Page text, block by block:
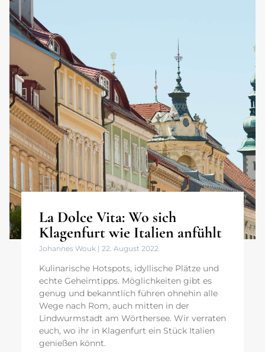
La Dolce Vita: Wo sich
Klagenfurt wie Italien anfühlt
Johannes Wouk 22. August 2022
Kulinarische Hotspots, idyllische Plätze und
echte Geheimtipps. Möglichkeiten gibt es
genug und bekanntlich führen ohnehin alle
Wege nach Rom, auch mitten in der
Lindwurmstadt am Wörthersee. Wir verraten
euch, wo ihr in Klagenfurt ein Stück Italien
genießen könnt.